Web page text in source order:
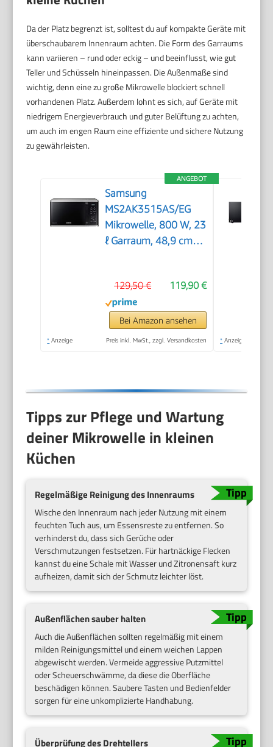
Da der Platz begrenzt ist, solltest du auf kompakte Geräte mit
überschaubarem Innenraum achten. Die Form des Garraums
kann variieren – rund oder eckig – und beeinflusst, wie gut
Teller und Schüsseln hineinpassen. Die Außenmaße sind
wichtig, denn eine zu große Mikrowelle blockiert schnell
vorhandenen Platz. Außerdem lohnt es sich, auf Geräte mit
niedrigem Energieverbrauch und guter Belüftung zu achten,
um auch im engen Raum eine effiziente und sichere Nutzung
zu gewährleisten.
ANGEBOT
Samsung
MS2AK3515AS/EG
Mikrowelle, 800 W, 23
ℓ Garraum, 48,9 cm
Inneraum,
QuickDefrost
Auftauprogramme,
Silber
119,90 €
129,50 €
Bei Amazon ansehen
* Anzeige Preis inkl. MwSt., zzgl. Versandkosten * Anzeige
Tipps zur Pflege und Wartung
deiner Mikrowelle in kleinen
Küchen
Regelmäßige Reinigung des Innenraums
Wische den Innenraum nach jeder Nutzung mit einem
feuchten Tuch aus, um Essensreste zu entfernen. So
verhinderst du, dass sich Gerüche oder
Verschmutzungen festsetzen. Für hartnäckige Flecken
kannst du eine Schale mit Wasser und Zitronensaft kurz
aufheizen, damit sich der Schmutz leichter löst.
Außenflächen sauber halten
Auch die Außenflächen sollten regelmäßig mit einem
milden Reinigungsmittel und einem weichen Lappen
abgewischt werden. Vermeide aggressive Putzmittel
oder Scheuerschwämme, da diese die Oberfläche
beschädigen können. Saubere Tasten und Bedienfelder
sorgen für eine unkomplizierte Handhabung.
Überprüfung des Drehtellers